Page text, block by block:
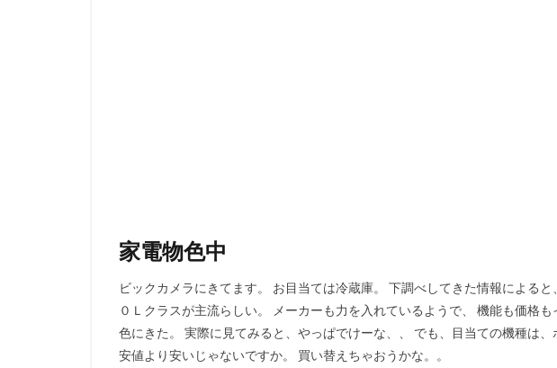
家電物色中
ビックカメラにきてます。 お目当ては冷蔵庫。 下調べしてきた情報による
０Ｌクラスが主流らしい。 メーカーも力を入れているようで、 機能も価格
色にきた。 実際に見てみると、やっぱでけーな、、 でも、目当ての機種は
安値より安いじゃないですか。 買い替えちゃおうかな。。